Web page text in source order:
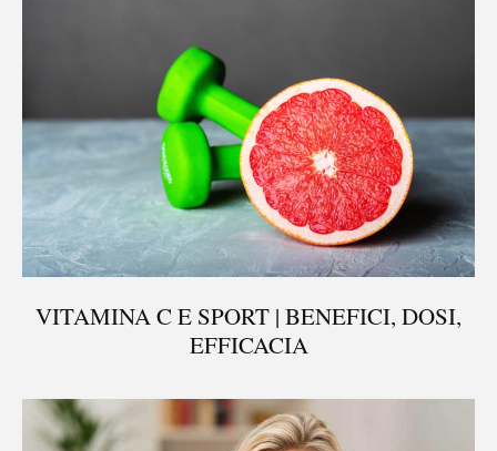
VITAMINA C E SPORT | BENEFICI, DOSI,
EFFICACIA